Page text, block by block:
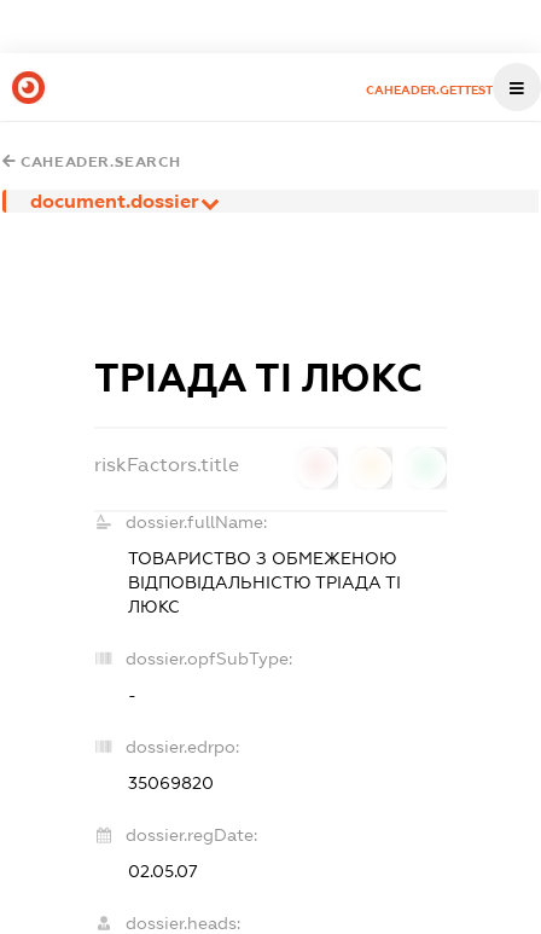
CAHEADER.GETTEST
CAHEADER.SEARCH
document.dossier
ТРІАДА ТІ ЛЮКС
riskFactors.title
dossier.fullName:
ТОВАРИСТВО З ОБМЕЖЕНОЮ
ВІДПОВІДАЛЬНІСТЮ ТРІАДА ТІ
ЛЮКС
dossier.opfSubType:
-
dossier.edrpo:
35069820
dossier.regDate:
02.05.07
dossier.heads: